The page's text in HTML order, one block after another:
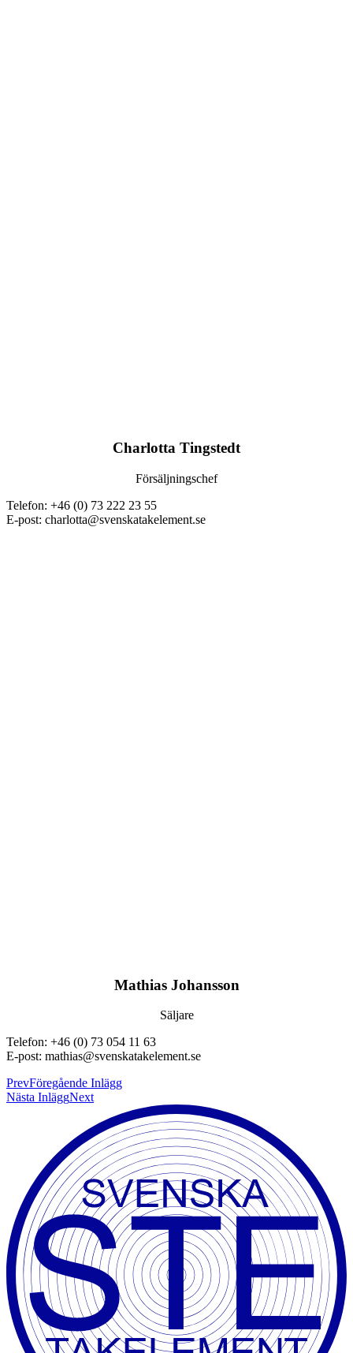
Charlotta Tingstedt
Försäljningschef
Telefon: +46 (0) 73 222 23 55
E-post: charlotta@svenskatakelement.se
Mathias Johansson
Säljare
Telefon: +46 (0) 73 054 11 63
E-post: mathias@svenskatakelement.se
PrevFöregående Inlägg
Nästa InläggNext